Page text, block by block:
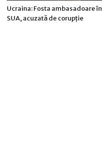
Ucraina: Fosta ambasadoare în
SUA, acuzată de corupţie